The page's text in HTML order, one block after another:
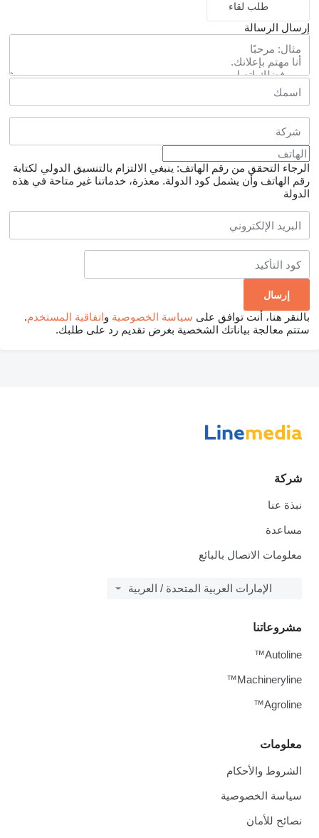
طلب لقاء
إرسال الرسالة
الرجاء التحقق من رقم الهاتف: ينبغي الالتزام بالتنسيق الدولي لكتابة
رقم الهاتف وأن يشمل كود الدولة. معذرة، خدماتنا غير متاحة في هذه
الدولة
بالنقر هنا، أنت توافق على سياسة الخصوصية واتفاقية المستخدم.
ستتم معالجة بياناتك الشخصية بغرض تقديم رد على طلبك.
شركة
نبذة عنا
مساعدة
معلومات الاتصال بالبائع
الإمارات العربية المتحدة / العربية
معلومات
الشروط والأحكام
سياسة الخصوصية
نصائح للأمان
مشروعاتنا
Autoline™
Machineryline™
Agroline™